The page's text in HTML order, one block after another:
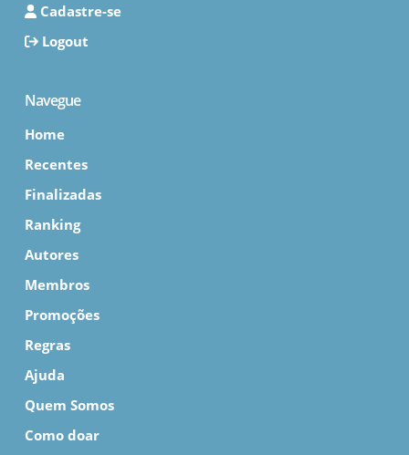
Cadastre-se
Logout
Navegue
Home
Recentes
Finalizadas
Ranking
Autores
Membros
Promoções
Regras
Ajuda
Quem Somos
Como doar